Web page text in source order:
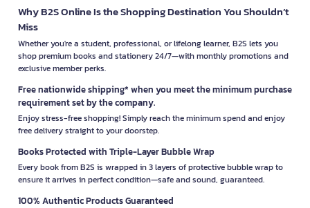
Why B2S Online Is the Shopping Destination You Shouldn’t
Miss
Whether you're a student, professional, or lifelong learner, B2S lets you
shop premium books and stationery 24/7—with monthly promotions and
exclusive member perks.
Free nationwide shipping* when you meet the minimum purchase
requirement set by the company.
Enjoy stress-free shopping! Simply reach the minimum spend and enjoy
free delivery straight to your doorstep.
Books Protected with Triple-Layer Bubble Wrap
Every book from B2S is wrapped in 3 layers of protective bubble wrap to
ensure it arrives in perfect condition—safe and sound, guaranteed.
100% Authentic Products Guaranteed